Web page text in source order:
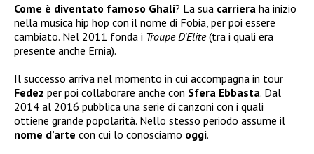
Come è diventato famoso Ghali? La sua carriera ha inizio
nella musica hip hop con il nome di Fobia, per poi essere
cambiato. Nel 2011 fonda i Troupe D’Elite(tra i quali era
presente anche Ernia).
Il successo arriva nel momento in cui accompagna in tour
Fedez per poi collaborare anche con Sfera Ebbasta. Dal
2014 al 2016 pubblica una serie di canzoni con i quali
ottiene grande popolarità. Nello stesso periodo assume il
nome d’arte con cui lo conosciamo oggi.